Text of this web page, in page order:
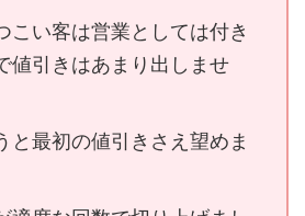
こい客は営業としては付き
値引きはあまり出しませ
と最初の値引きさえ望めま